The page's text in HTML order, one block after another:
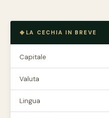
LA CECHIA IN BREVE
Capitale
Valuta
Lingua